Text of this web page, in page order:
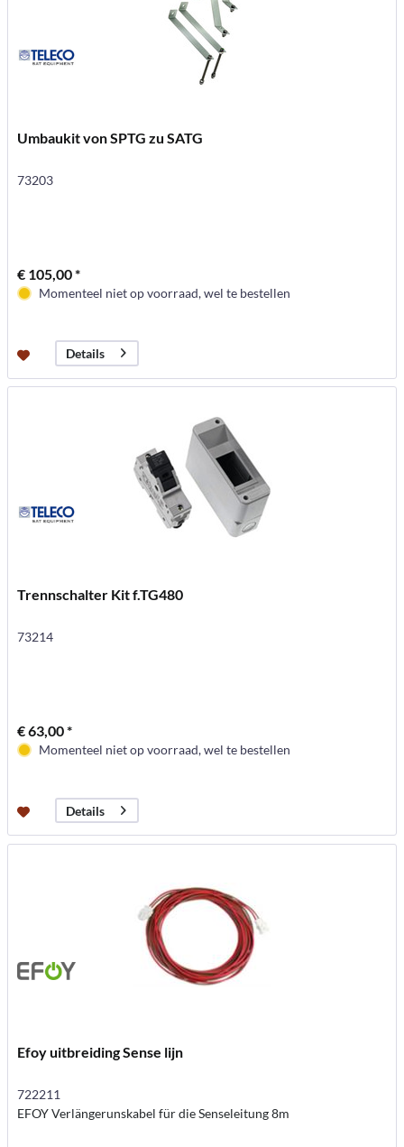
Umbaukit von SPTG zu SATG
73203
€ 105,00 *
Momenteel niet op voorraad, wel te bestellen
Details
Trennschalter Kit f.TG480
73214
€ 63,00 *
Momenteel niet op voorraad, wel te bestellen
Details
Efoy uitbreiding Sense lijn
722211
EFOY Verlängerunskabel für die Senseleitung 8m